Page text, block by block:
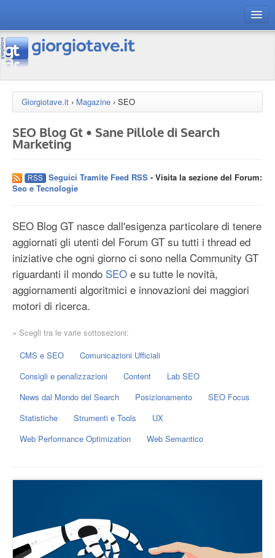
connect gt
risorse
Giorgiotave.it › Magazine › SEO
SEO Blog Gt • Sane Pillole di Search
Marketing
Seguici Tramite Feed RSS - Visita la sezione del Forum:
Seo e Tecnologie
SEO Blog GT nasce dall'esigenza particolare di tenere
aggiornati gli utenti del Forum GT su tutti i thread ed
iniziative che ogni giorno ci sono nella Community GT
riguardanti il mondo SEO e su tutte le novità,
aggiornamenti algoritmici e innovazioni dei maggiori
motori di ricerca.
» Scegli tra le varie sottosezioni:
CMS e SEO
Comunicazioni Ufficiali
Consigli e penalizzazioni
Content
Lab SEO
News dal Mondo del Search
Posizionamento
SEO Focus
Statistiche
Strumenti e Tools
UX
Web Performance Optimization
Web Semantico